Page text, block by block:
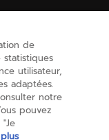
de
utilisateur,
adaptées.
notre
pouvez